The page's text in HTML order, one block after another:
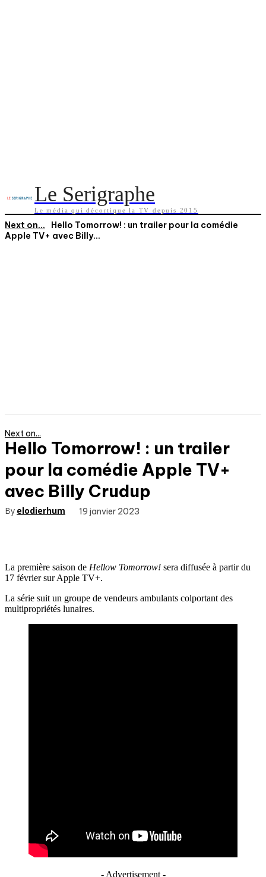
Le Serigraphe
Le média qui décortique la TV depuis 2015
Next on...
Hello Tomorrow! : un trailer pour la comédie
Apple TV+ avec Billy...
Next on...
Hello Tomorrow! : un trailer
pour la comédie Apple TV+
avec Billy Crudup
By elodierhum 19 janvier 2023
La première saison de Hellow Tomorrow! sera diffusée à partir du
17 février sur Apple TV+.
La série suit un groupe de vendeurs ambulants colportant des
multipropriétés lunaires.
- Advertisement -